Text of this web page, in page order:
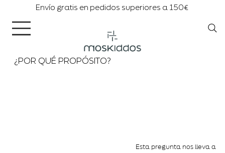
Envío gratis en pedidos superiores a 150€
¿POR QUÉ PROPÓSITO?
Esta pregunta nos lleva a